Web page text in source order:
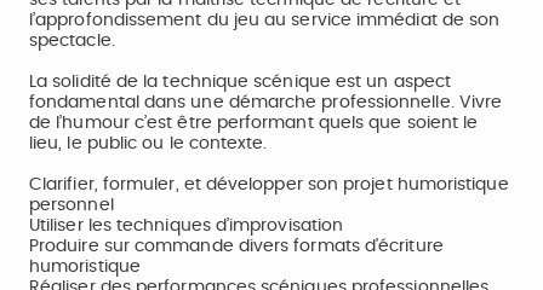
l’approfondissement du jeu au service immédiat de son
spectacle.
La solidité de la technique scénique est un aspect
fondamental dans une démarche professionnelle. Vivre
de l’humour c’est être performant quels que soient le
lieu, le public ou le contexte.
Clarifier, formuler, et développer son projet humoristique
personnel
Utiliser les techniques d’improvisation
Produire sur commande divers formats d’écriture
humoristique